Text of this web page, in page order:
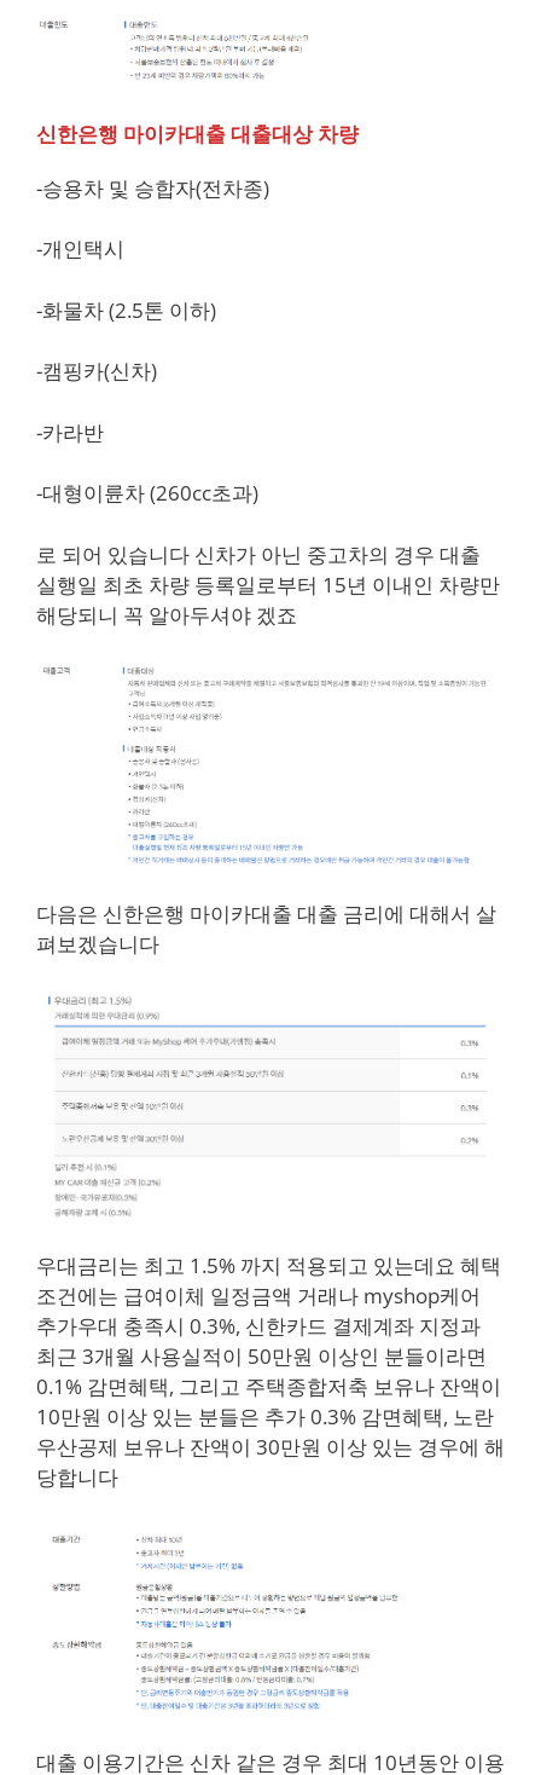
신한은행 마이카대출 대출대상 차량
-승용차 및 승합자(전차종)
-개인택시
-화물차 (2.5톤 이하)
-캠핑카(신차)
-카라반
-대형이륜차 (260cc초과)
로 되어 있습니다 신차가 아닌 중고차의 경우 대출
실행일 최초 차량 등록일로부터 15년 이내인 차량만
해당되니 꼭 알아두셔야 겠죠
다음은 신한은행 마이카대출 대출 금리에 대해서 살
펴보겠습니다
우대금리는 최고 1.5% 까지 적용되고 있는데요 혜택
조건에는 급여이체 일정금액 거래나 myshop케어
추가우대 충족시 0.3%, 신한카드 결제계좌 지정과
최근 3개월 사용실적이 50만원 이상인 분들이라면
0.1% 감면혜택, 그리고 주택종합저축 보유나 잔액이
10만원 이상 있는 분들은 추가 0.3% 감면혜택, 노란
우산공제 보유나 잔액이 30만원 이상 있는 경우에 해
당합니다
대출 이용기간은 신차 같은 경우 최대 10년동안 이용